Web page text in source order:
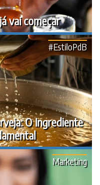
vai começar
O Ingrediente
#EstiloPdB
Marketing